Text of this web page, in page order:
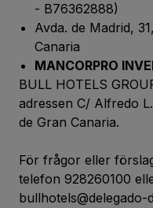
- B76362888)
Avda. de Madrid,
Canaria
MANCORPRO
BULL HOTELS
adressen C/ Alfredo
de Gran Canaria.
För frågor eller
telefon 928260100
bullhotels@delegado-